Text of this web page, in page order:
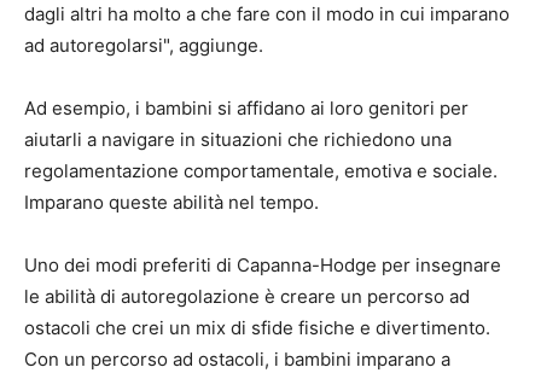
dagli altri ha molto a che fare con il modo in cui imparano
ad autoregolarsi", aggiunge.
Ad esempio, i bambini si affidano ai loro genitori per
aiutarli a navigare in situazioni che richiedono una
regolamentazione comportamentale, emotiva e sociale.
Imparano queste abilità nel tempo.
Uno dei modi preferiti di Capanna-Hodge per insegnare
le abilità di autoregolazione è creare un percorso ad
ostacoli che crei un mix di sfide fisiche e divertimento.
Con un percorso ad ostacoli, i bambini imparano a